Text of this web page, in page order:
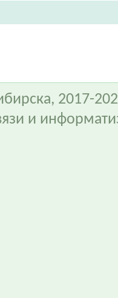
2017-
и